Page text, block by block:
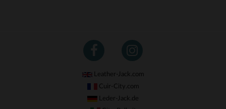
Leather-Jack.com
Cuir-City.com
Leder-Jack.de